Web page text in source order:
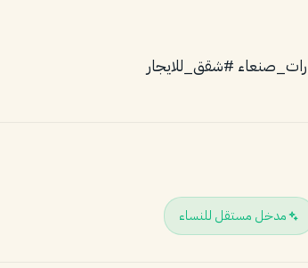
#شقق_للايجار
مدخل مستقل للنساء